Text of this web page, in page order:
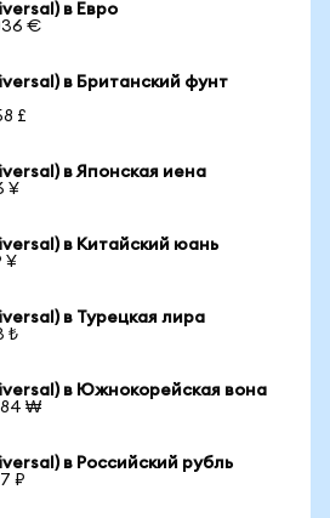
в Евро
€
в Британский фунт
£
в Японская иена
¥
в Китайский юань
¥
в Турецкая лира
₺
в Южнокорейская вона
₩
в Российский рубль
₽